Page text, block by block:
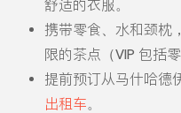
舒适的衣服。
携带零食、水和颈枕
限的茶点（VIP 包括零
提前预订从马什哈德
出租车。